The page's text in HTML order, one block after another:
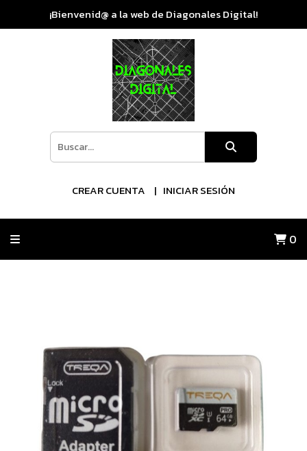
¡Bienvenid@ a la web de Diagonales Digital!
CREAR CUENTA INICIAR SESIÓN
0